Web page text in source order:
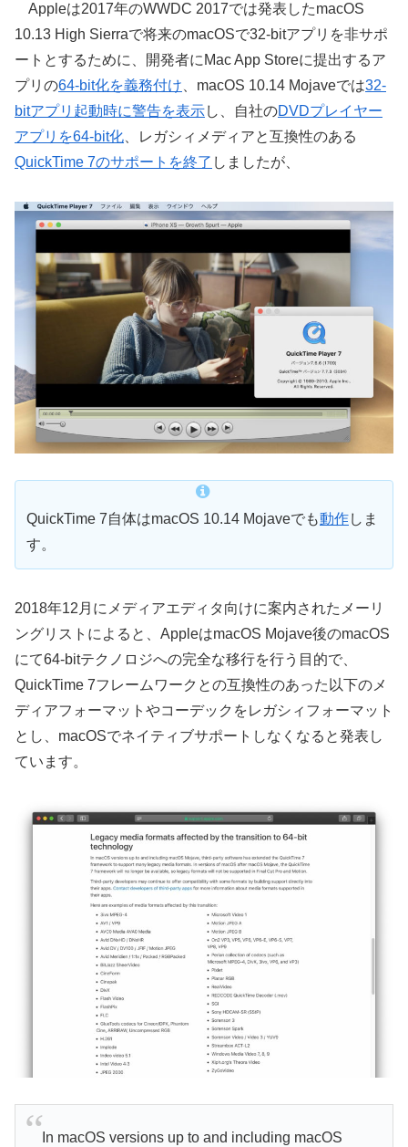
Appleは2017年のWWDC 2017では発表したmacOS
10.13 High Sierraで将来のmacOSで32-bitアプリを非サポ
ートとするために、開発者にMac App Storeに提出するア
プリの64-bit化を義務付け、macOS 10.14 Mojaveでは32-
bitアプリ起動時に警告を表示し、自社のDVDプレイヤー
アプリを64-bit化、レガシィメディアと互換性のある
QuickTime 7のサポートを終了 しましたが、
QuickTime 7自体はmacOS 10.14 Mojaveでも動作しま
す。
2018年12月にメディアエディタ向けに案内されたメーリ
ングリストによると、AppleはmacOS Mojave後のmacOS
にて64-bitテクノロジへの完全な移行を行う目的で、
QuickTime 7フレームワークとの互換性のあった以下のメ
ディアフォーマットやコーデックをレガシィフォーマット
とし、macOSでネイティブサポートしなくなると発表し
ています。
In macOS versions up to and including macOS